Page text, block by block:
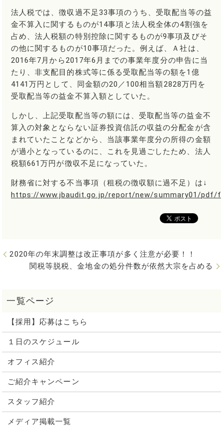
法人税では、徴収過不足33事項のうち、受取配当等の益
金不算入に関するものが14事項と法人税全体の4割強を
占め、法人税額の特別控除に関するものが9事項及びそ
の他に関するものが10事項だった。例えば、Ａ社は、
2016年7月から2017年6月までの事業年度分の申告に当
たり、非支配目的株式等に係る受取配当等の額を1億
4141万円として、同金額の20／100相当額2828万円を
受取配当等の益金不算入額としていた。
しかし、上記受取配当等の額には、受取配当等の益金不
算入の対象とならない証券投資信託の収益の分配金が含
まれていたことなどから、当該事業年度分の所得の金額
が過小となっているのに、これを見過ごしたため、法人
税額661万円が徴収不足になっていた。
財務省に対する不当事項（租税の徴収額に過不足）は↓
https://www.jbaudit.go.jp/report/new/summary01/pdf/
2020年の年末調整は改正事項が多く注意が必要！！
関税等脱税、金地金の処分件数が依然大宗を占める
【採用】応募はこちら
１日のスケジュール
オフィス紹介
ご紹介キャンペーン
スタッフ紹介
メディア掲載一覧